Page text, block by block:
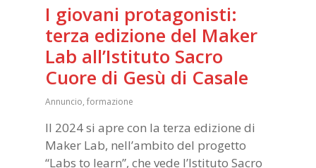
I giovani protagonisti:
terza edizione del Maker
Lab all’Istituto Sacro
Cuore di Gesù di Casale
Annuncio, formazione
Il 2024 si apre con la terza edizione di
Maker Lab, nell’ambito del progetto
“Labs to learn”, che vede l’Istituto Sacro